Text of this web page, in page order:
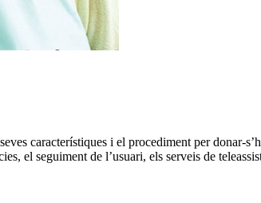
característiques i el procediment per donar-
el seguiment de l’usuari, els serveis de